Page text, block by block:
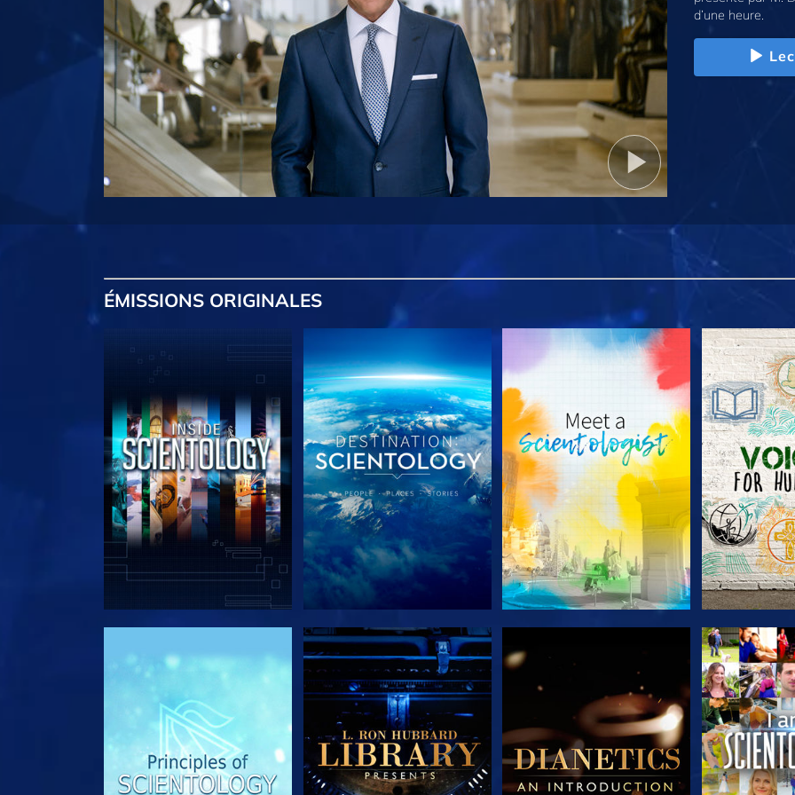
d’une heure.
ÉMISSIONS ORIGINALES
DÉCOUVRIR LES SÉRIES DÉCOUVRIR LES SÉRIES DÉCOUVRIR LES SÉRIES DÉCOUVRIR